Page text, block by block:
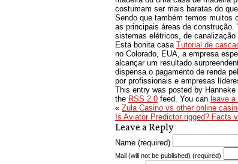
costumam ser mais baratas do
Sendo que também temos muitos
as principais áreas de construção.
sistemas elétricos, de
Esta bonita casa Tutorial de
no Colorado, EUA, a empresa
alcançar um resultado
dispensa o pagamento de renda
por profissionais e empresas
This entry was posted by Hanneke
the RSS 2.0 feed. You can leave
« Zula Casino vs other online
Is Aviator Predictor rigged? Facts
Leave a Reply
Name (required)
Mail (will not be published) (required)